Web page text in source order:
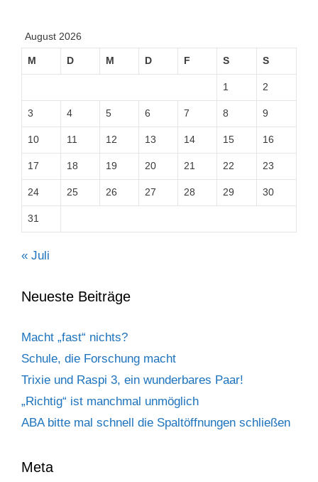
August 2026
M D M D F S S
1 2
3 4 5 6 7 8 9
10 11 12 13 14 15 16
17 18 19 20 21 22 23
24 25 26 27 28 29 30
31
« Juli
Neueste Beiträge
Macht „fast“ nichts?
Schule, die Forschung macht
Trixie und Raspi 3, ein wunderbares Paar!
„Richtig“ ist manchmal unmöglich
ABA bitte mal schnell die Spaltöffnungen schließen
Meta